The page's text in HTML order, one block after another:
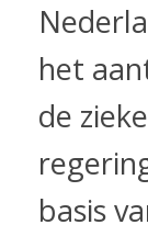
het
de
basis